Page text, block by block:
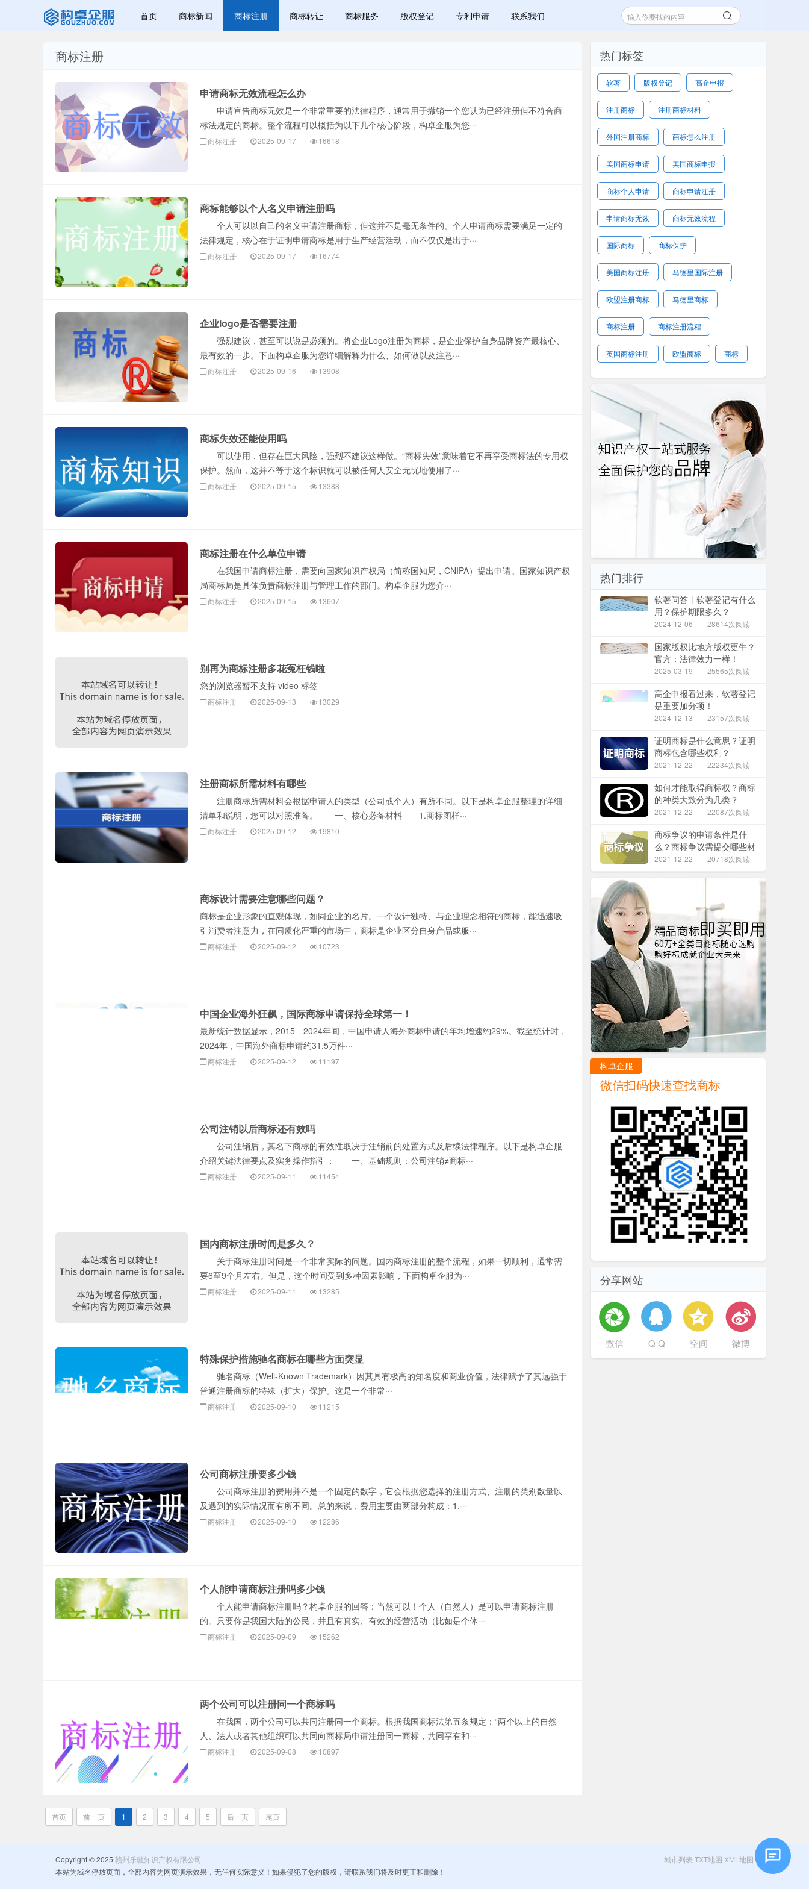
赣州乐融知识
首页 商标新闻 商标注册 商标转让 商标服务 版权登记 专利申请 联系我们
商标注册
申请商标无效流程怎么办
申请宣告商标无效是一个非常重要的法律程序，通常用于撤销一个您认为已经注册但不符合商
标法规定的商标。整个流程可以概括为以下几个核心阶段，构卓企服为您···
商标注册 2025-09-17 16618
商标能够以个人名义申请注册吗
个人可以以自己的名义申请注册商标，但这并不是毫无条件的。个人申请商标需要满足一定的
法律规定，核心在于证明申请商标是用于生产经营活动，而不仅仅是出于···
商标注册 2025-09-17 16774
企业logo是否需要注册
强烈建议，甚至可以说是必须的。将企业Logo注册为商标，是企业保护自身品牌资产最核心、
最有效的一步。下面构卓企服为您详细解释为什么、如何做以及注意···
商标注册 2025-09-16 13908
商标失效还能使用吗
可以使用，但存在巨大风险，强烈不建议这样做。“商标失效”意味着它不再享受商标法的专用权
保护。然而，这并不等于这个标识就可以被任何人安全无忧地使用了···
商标注册 2025-09-15 13388
商标注册在什么单位申请
在我国申请商标注册，需要向国家知识产权局（简称国知局，CNIPA）提出申请。国家知识产权
局商标局是具体负责商标注册与管理工作的部门。构卓企服为您介···
商标注册 2025-09-15 13607
别再为商标注册多花冤枉钱啦
您的浏览器暂不支持 video 标签
商标注册 2025-09-13 13029
注册商标所需材料有哪些
注册商标所需材料会根据申请人的类型（公司或个人）有所不同。以下是构卓企服整理的详细
清单和说明，您可以对照准备。 一、核心必备材料 1.商标图样···
商标注册 2025-09-12 19810
商标设计需要注意哪些问题？
商标是企业形象的直观体现，如同企业的名片。一个设计独特、与企业理念相符的商标，能迅速吸
引消费者注意力，在同质化严重的市场中，商标是企业区分自身产品或服···
商标注册 2025-09-12 10723
中国企业海外狂飙，国际商标申请保持全球第一！
最新统计数据显示，2015—2024年间，中国申请人海外商标申请的年均增速约29%。截至统计时，
2024年，中国海外商标申请约31.5万件···
商标注册 2025-09-12 11197
公司注销以后商标还有效吗
公司注销后，其名下商标的有效性取决于注销前的处置方式及后续法律程序。以下是构卓企服
介绍关键法律要点及实务操作指引： 一、基础规则：公司注销≠商标···
商标注册 2025-09-11 11454
国内商标注册时间是多久？
关于商标注册时间是一个非常实际的问题。国内商标注册的整个流程，如果一切顺利，通常需
要6至9个月左右。但是，这个时间受到多种因素影响，下面构卓企服为···
商标注册 2025-09-11 13285
特殊保护措施驰名商标在哪些方面突显
驰名商标（Well-Known Trademark）因其具有极高的知名度和商业价值，法律赋予了其远强于
普通注册商标的特殊（扩大）保护。这是一个非常···
商标注册 2025-09-10 11215
公司商标注册要多少钱
公司商标注册的费用并不是一个固定的数字，它会根据您选择的注册方式、注册的类别数量以
及遇到的实际情况而有所不同。总的来说，费用主要由两部分构成：1.···
商标注册 2025-09-10 12286
个人能申请商标注册吗多少钱
个人能申请商标注册吗？构卓企服的回答：当然可以！个人（自然人）是可以申请商标注册
的。只要你是我国大陆的公民，并且有真实、有效的经营活动（比如是个体···
商标注册 2025-09-09 15262
两个公司可以注册同一个商标吗
在我国，两个公司可以共同注册同一个商标。根据我国商标法第五条规定：“两个以上的自然
人、法人或者其他组织可以共同向商标局申请注册同一商标，共同享有和···
商标注册 2025-09-08 10897
首页 前一页 1 2 3 4 5 后一页 尾页
热门标签
软著 版权登记 高企申报
注册商标 注册商标材料
外国注册商标 商标怎么注册
美国商标申请 美国商标申报
商标个人申请 商标申请注册
申请商标无效 商标无效流程
国际商标 商标保护
美国商标注册 马德里国际注册
欧盟注册商标 马德里商标
商标注册 商标注册流程
英国商标注册 欧盟商标 商标
热门排行
软著问答丨软著登记有什么
用？保护期限多久？
2024-12-06 28614次阅读
国家版权比地方版权更牛？
官方：法律效力一样！
2025-03-19 25565次阅读
高企申报看过来，软著登记
是重要加分项！
2024-12-13 23157次阅读
证明商标是什么意思？证明
商标包含哪些权利？
2021-12-22 22234次阅读
如何才能取得商标权？商标
的种类大致分为几类？
2021-12-22 22087次阅读
商标争议的申请条件是什
么？商标争议需提交哪些材
料？
2021-12-22 20718次阅读
构卓企服
微信扫码快速查找商标
分享网站
微信 Q Q 空间 微博
Copyright © 2025 赣州乐融知识产权有限公司 城市列表 TXT地图 XML地图
本站为域名停放页面，全部内容为网页演示效果，无任何实际意义！如果侵犯了您的版权，请联系我们将及时更正和删除！